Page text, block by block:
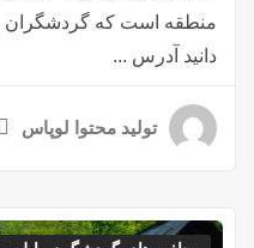
منطقه است که گردشگران
دانید آدرس ...
تولید محتوا لوپاس